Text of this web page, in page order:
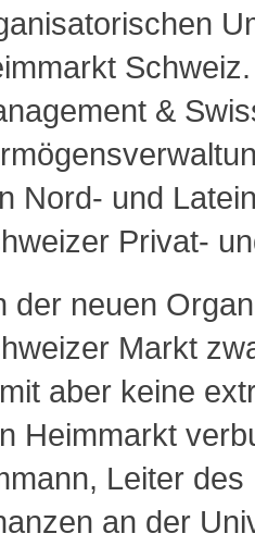
&
Nord- und
Privat-
der neuen
Markt
aber keine
Heimmarkt
Leiter
an der